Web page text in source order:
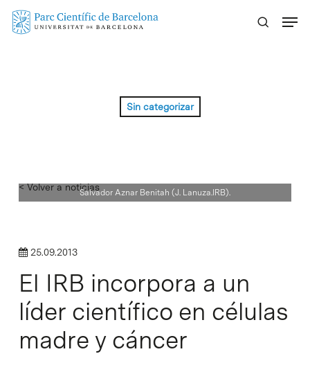
Skip
Sin categorizar
< Volver a noticiasSalvador Aznar Benitah (J. Lanuza.IRB).
25.09.2013
El IRB incorpora a un
líder científico en células
madre y cáncer